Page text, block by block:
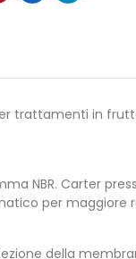
trattamenti in
NBR. Carter
per
della